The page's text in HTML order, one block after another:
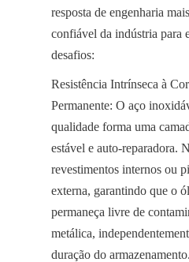
resposta de engenharia
confiável da indústria para
desafios:
Resistência Intrínseca à
Permanente: O aço
qualidade forma uma
estável e auto-reparadora.
revestimentos internos ou
externa, garantindo que o
permaneça livre de
metálica,
duração do armazenamento.